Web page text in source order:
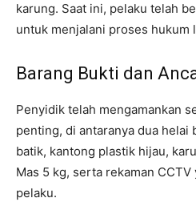
karung. Saat ini, pelaku telah
untuk menjalani proses hukum
Barang Bukti dan
Penyidik telah mengamankan
penting, di antaranya dua helai
batik, kantong plastik hijau,
Mas 5 kg, serta rekaman
pelaku.